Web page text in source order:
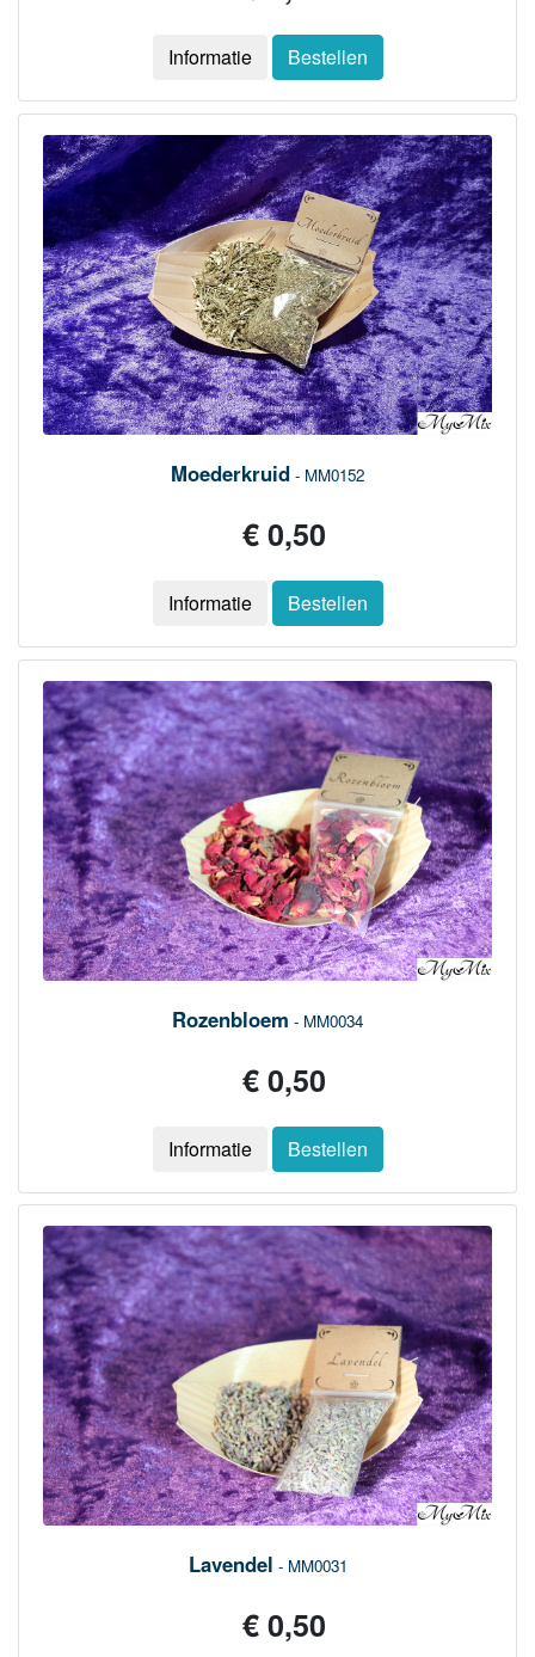
Informatie Bestellen
Moederkruid - MM0152
€ 0,50
Informatie Bestellen
Rozenbloem - MM0034
€ 0,50
Informatie Bestellen
Lavendel - MM0031
€ 0,50